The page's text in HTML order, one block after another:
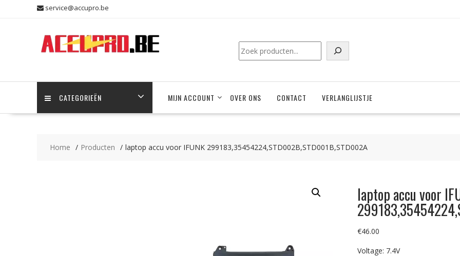
service@accupro.be
Zoeken
CATEGORIEËN MIJN ACCOUNT OVER ONS CONTACT VERLANGLIJSTJE
Home Producten laptop accu voor IFUNK 299183,35454224,STD002B,STD001B,STD002A
laptop accu voor
€46.00
Voltage: 7.4V